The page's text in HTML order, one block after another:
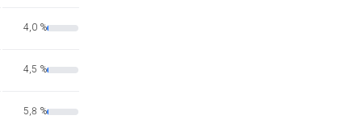
4,0 %
4,5 %
5,8 %